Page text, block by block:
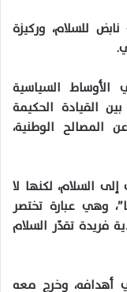
للسلام، وركيزة
السياسية
القيادة الحكيمة
المصالح الوطنية،
السلام، لكنها لا
وهي عبارة تختصر
فريدة تقدّر السلام
أهدافه، وخرج معه